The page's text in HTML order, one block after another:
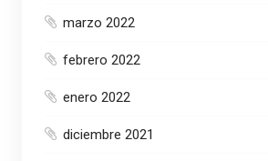
marzo 2022
febrero 2022
enero 2022
diciembre 2021